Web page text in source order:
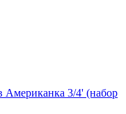
Американка 3/4' (набор